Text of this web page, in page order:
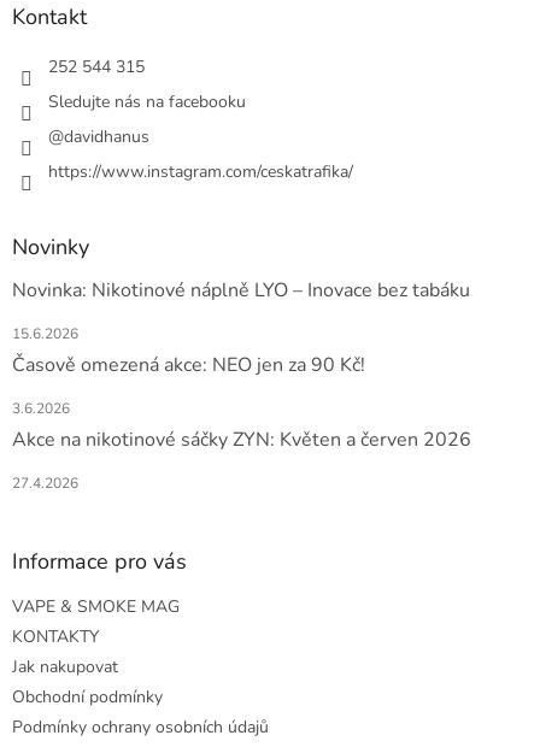
Kontakt
252 544 315
Sledujte nás na facebooku
@davidhanus
https://www.instagram.com/ceskatrafika/
Novinky
Novinka: Nikotinové náplně LYO – Inovace bez tabáku
15.6.2026
Časově omezená akce: NEO jen za 90 Kč!
3.6.2026
Akce na nikotinové sáčky ZYN: Květen a červen 2026
27.4.2026
Informace pro vás
VAPE & SMOKE MAG
KONTAKTY
Jak nakupovat
Obchodní podmínky
Podmínky ochrany osobních údajů